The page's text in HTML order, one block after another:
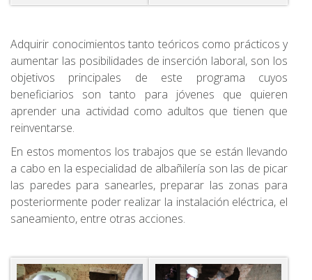
Adquirir conocimientos tanto teóricos como prácticos y
aumentar las posibilidades de inserción laboral, son los
objetivos principales de este programa cuyos
beneficiarios son tanto para jóvenes que quieren
aprender una actividad como adultos que tienen que
reinventarse.
En estos momentos los trabajos que se están llevando
a cabo en la especialidad de albañilería son las de picar
las paredes para sanearles, preparar las zonas para
posteriormente poder realizar la instalación eléctrica, el
saneamiento, entre otras acciones.